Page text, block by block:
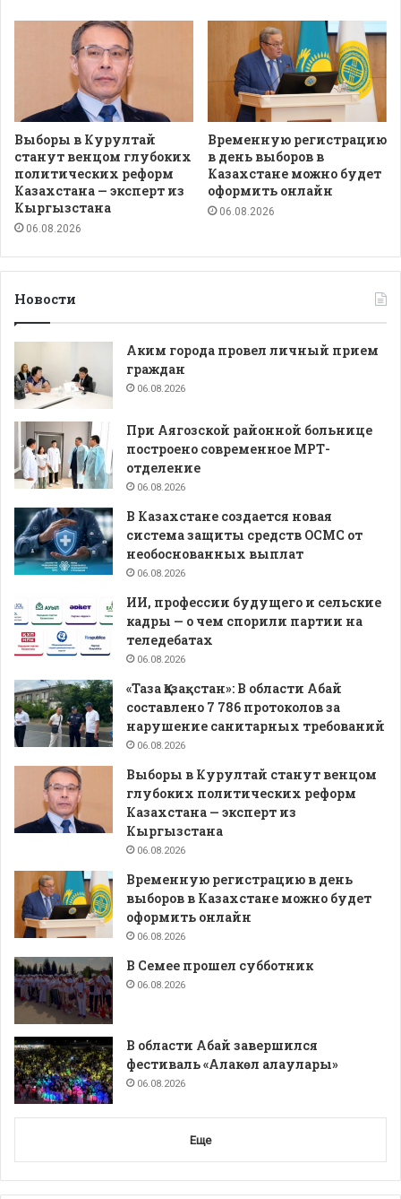
Выборы в Курултай
станут венцом глубоких
политических реформ
Казахстана — эксперт из
Кыргызстана
06.08.2026
Временную регистрацию
в день выборов в
Казахстане можно будет
оформить онлайн
06.08.2026
Новости
Аким города провел личный прием
граждан
06.08.2026
При Аягозской районной больнице
построено современное МРТ-
отделение
06.08.2026
В Казахстане создается новая
система защиты средств ОСМС от
необоснованных выплат
06.08.2026
ИИ, профессии будущего и сельские
кадры — о чем спорили партии на
теледебатах
06.08.2026
«Таза Қазақстан»: В области Абай
составлено 7 786 протоколов за
нарушение санитарных требований
06.08.2026
Выборы в Курултай станут венцом
глубоких политических реформ
Казахстана — эксперт из
Кыргызстана
06.08.2026
Временную регистрацию в день
выборов в Казахстане можно будет
оформить онлайн
06.08.2026
В Семее прошел субботник
06.08.2026
В области Абай завершился
фестиваль «Алакөл алаулары»
06.08.2026
Еще